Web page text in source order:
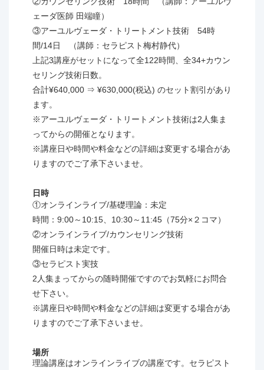
わせください。
ェーダ医師 田端瞳）
③アーユルヴェーダ・トリートメント技術 54時
間/14日 （講師：セラピスト梅村静代）
上記3講座がセットになって全122時間、全34+カウン
セリング技術日数。
合計¥640,000 ⇒ ¥630,000(税込) のセット割引があり
ます。
※アーユルヴェーダ・トリートメント技術は2人集ま
ってからの開催となります。
※講座日や時間や料金などの詳細は変更する場合があ
りますのでご了承下さいませ。
日時
①オンラインライブ/基礎理論：未定
時間：9:00～10:15、10:30～11:45（75分×２コマ）
②オンラインライブ/カウンセリング技術
開催日時は未定です。
③セラピスト実技
2人集まってからの随時開催ですのでお気軽にお問合
せ下さい。
※講座日や時間や料金などの詳細は変更する場合があ
りますのでご了承下さいませ。
場所
理論講座はオンラインライブの講座です。セラピスト